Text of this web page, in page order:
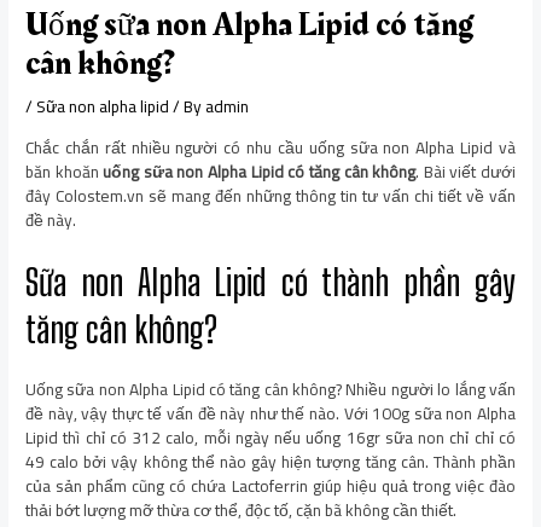
Uống sữa non Alpha Lipid có tăng
cân không?
/Sữa non alpha lipid/ Byadmin
Chắc chắn rất nhiều người có nhu cầu uống sữa non Alpha Lipid và
băn khoănuống sữa non Alpha Lipid có tăng cân không. Bài viết dưới
đây Colostem.vn sẽ mang đến những thông tin tư vấn chi tiết về vấn
đề này.
Sữa non Alpha Lipid có thành phần gây
tăng cân không?
Uống sữa non Alpha Lipid có tăng cân không? Nhiều người lo lắng vấn
đề này, vậy thực tế vấn đề này như thế nào. Với 100g sữa non Alpha
Lipid thì chỉ có 312 calo, mỗi ngày nếu uống 16gr sữa non chỉ chỉ có
49 calo bởi vậy không thể nào gây hiện tượng tăng cân. Thành phần
của sản phẩm cũng có chứa Lactoferrin giúp hiệu quả trong việc đào
thải bớt lượng mỡ thừa cơ thể, độc tố, cặn bã không cần thiết.